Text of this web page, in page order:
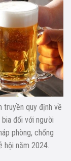
truyền quy định về
đối với người
phòng, chống
năm 2024.